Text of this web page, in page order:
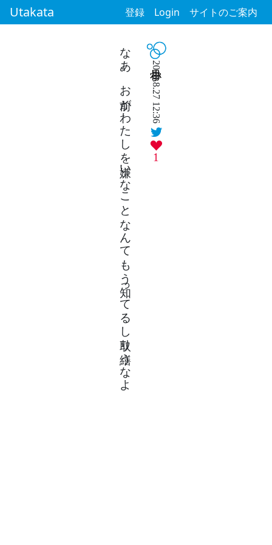
Utakata 登録 Login サイトのご案内
2018.8.27 12:36
1
なあ、お前がわたしを嫌いなことなんてもう知ってるし取り繕うなよ